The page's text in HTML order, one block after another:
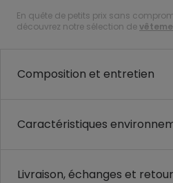
En quête de petits prix sans
découvrez notre sélection de
Composition et entretien
Caractéristiques
Livraison, échanges et